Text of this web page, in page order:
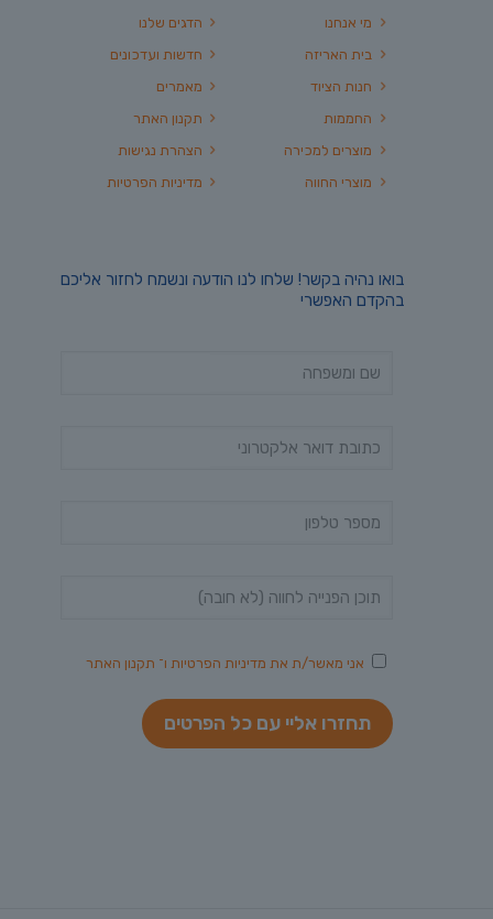
הדגים שלנו
חדשות ועדכונים
מאמרים
תקנון האתר
הצהרת נגישות
מדיניות הפרטיות
מי אנחנו
בית האריזה
חנות הציוד
החממות
מוצרים למכירה
מוצרי החווה
בואו נהיה בקשר! שלחו לנו הודעה ונשמח לחזור אליכם
בהקדם האפשרי
אני מאשר/ת את מדיניות הפרטיות ו־ תקנון האתר